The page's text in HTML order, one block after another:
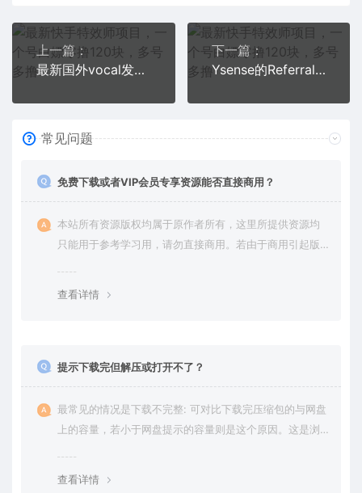
上一篇：
最新国外vocal发文撸美金项目，复制粘贴一篇文章一美金
下一篇：
Ysense的Referral在线调查CPA项目，可持续盈利月入5000+美元，适合新手
常见问题
免费下载或者VIP会员专享资源能否直接商用？
本站所有资源版权均属于原作者所有，这里所提供资源均
只能用于参考学习用，请勿直接商用。若由于商用引起版
查看详情
提示下载完但解压或打开不了？
最常见的情况是下载不完整: 可对比下载完压缩包的与网盘
上的容量，若小于网盘提示的容量则是这个原因。这是浏
查看详情